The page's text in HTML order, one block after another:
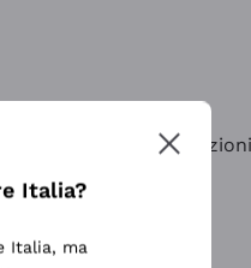
prezzo. Le
Italia?
Italia, ma